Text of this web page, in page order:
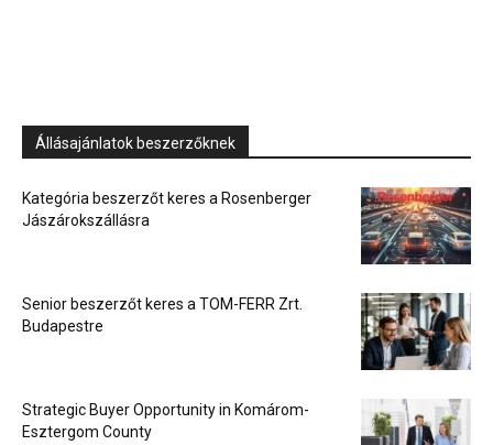
Állásajánlatok beszerzőknek
Kategória beszerzőt keres a Rosenberger
Jászárokszállásra
Senior beszerzőt keres a TOM-FERR Zrt.
Budapestre
Strategic Buyer Opportunity in Komárom-
Esztergom County